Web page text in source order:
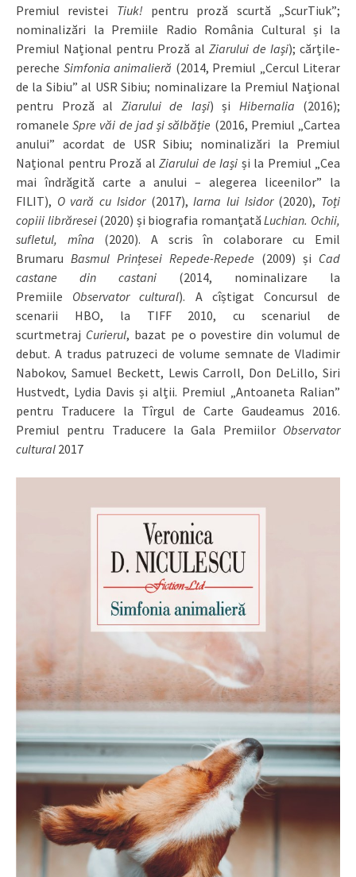
Premiul revistei Tiuk! pentru proză scurtă „ScurTiuk”;
nominalizări la Premiile Radio România Cultural și la
Premiul Național pentru Proză al Ziarului de Iași); cărțile-
pereche Simfonia animalieră (2014, Premiul „Cercul Literar
de la Sibiu” al USR Sibiu; nominalizare la Premiul Național
pentru Proză al Ziarului de Iași) și Hibernalia (2016);
romaneleSpre văi de jad și sălbăție (2016, Premiul „Cartea
anului” acordat de USR Sibiu; nominalizări la Premiul
Național pentru Proză al Ziarului de Iași și la Premiul „Cea
mai îndrăgită carte a anului – alegerea liceenilor” la
FILIT), O vară cu Isidor(2017),Iarna lui Isidor(2020), Toți
copiii librăresei(2020) și biografia romanțatăLuchian. Ochii,
sufletul, mîna (2020). A scris în colaborare cu Emil
Brumaru Basmul Prințesei Repede-Repede (2009) și Cad
castane din castani (2014, nominalizare la
Premiile Observator cultural). A cîștigat Concursul de
scenarii HBO, la TIFF 2010, cu scenariul de
scurtmetraj Curierul, bazat pe o povestire din volumul de
debut. A tradus patruzeci de volume semnate de Vladimir
Nabokov, Samuel Beckett, Lewis Carroll, Don DeLillo, Siri
Hustvedt, Lydia Davis și alții. Premiul „Antoaneta Ralian”
pentru Traducere la Tîrgul de Carte Gaudeamus 2016.
Premiul pentru Traducere la Gala Premiilor Observator
cultural 2017